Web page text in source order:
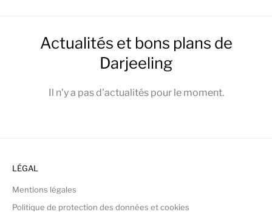
Actualités et bons plans de
Darjeeling
Il n'y a pas d'actualités pour le moment.
LÉGAL
Mentions légales
Politique de protection des données et cookies